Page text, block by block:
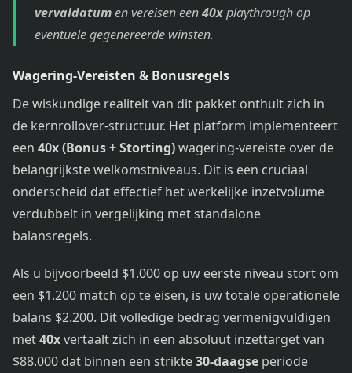
vervaldatumen vereisen een40xplaythrough op
eventuele gegenereerde winsten.
Wagering-Vereisten & Bonusregels
De wiskundige realiteit van dit pakket onthult zich in
de kernrollover-structuur. Het platform implementeert
een 40x (Bonus + Storting)wagering-vereiste over de
belangrijkste welkomstniveaus. Dit is een cruciaal
onderscheid dat effectief het werkelijke inzetvolume
verdubbelt in vergelijking met standalone
balansregels.
Als u bijvoorbeeld $1.000 op uw eerste niveau stort om
een $1.200 match op te eisen, is uw totale operationele
balans $2.200. Dit volledige bedrag vermenigvuldigen
met40xvertaalt zich in een absoluut inzettarget van
$88.000 dat binnen een strikte30-daagse periode